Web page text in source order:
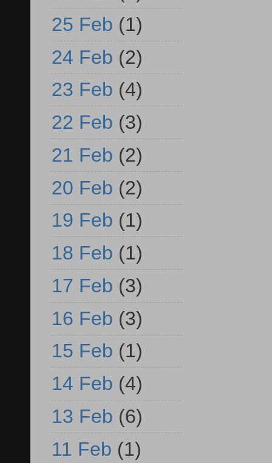
25 Feb (1)
24 Feb (2)
23 Feb (4)
22 Feb (3)
21 Feb (2)
20 Feb (2)
19 Feb (1)
18 Feb (1)
17 Feb (3)
16 Feb (3)
15 Feb (1)
14 Feb (4)
13 Feb (6)
11 Feb (1)